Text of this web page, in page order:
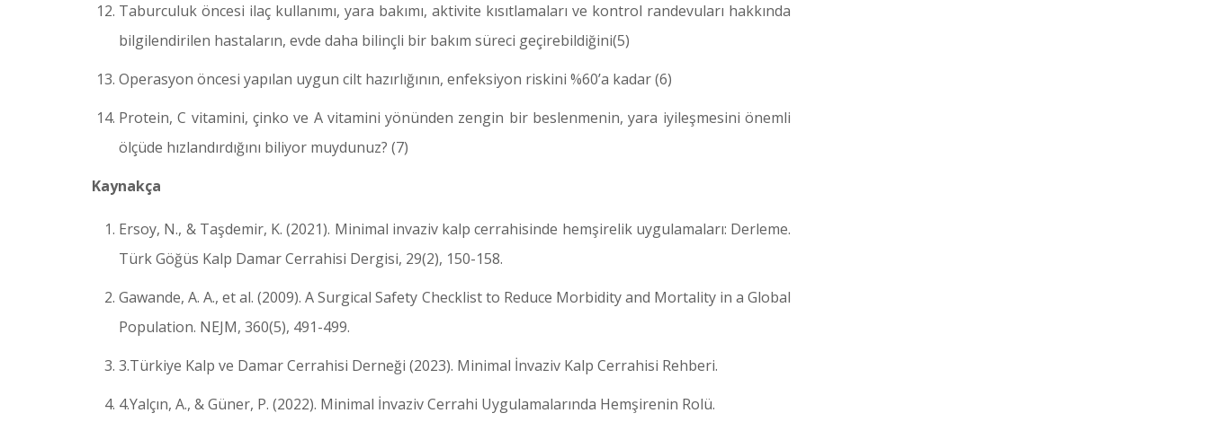
Taburculuk öncesi ilaç kullanımı, yara bakımı, aktivite kısıtlamaları ve kontrol randevuları hakkında
bilgilendirilen hastaların, evde daha bilinçli bir bakım süreci geçirebildiğini(5)
Operasyon öncesi yapılan uygun cilt hazırlığının, enfeksiyon riskini %60’a kadar (6)
Protein, C vitamini, çinko ve A vitamini yönünden zengin bir beslenmenin, yara iyileşmesini önemli
ölçüde hızlandırdığını biliyor muydunuz? (7)
Kaynakça
Ersoy, N., & Taşdemir, K. (2021). Minimal invaziv kalp cerrahisinde hemşirelik uygulamaları: Derleme.
Türk Göğüs Kalp Damar Cerrahisi Dergisi, 29(2), 150-158.
Gawande, A. A., et al. (2009). A Surgical Safety Checklist to Reduce Morbidity and Mortality in a Global
Population. NEJM, 360(5), 491-499.
3.Türkiye Kalp ve Damar Cerrahisi Derneği (2023). Minimal İnvaziv Kalp Cerrahisi Rehberi.
4.Yalçın, A., & Güner, P. (2022). Minimal İnvaziv Cerrahi Uygulamalarında Hemşirenin Rolü.